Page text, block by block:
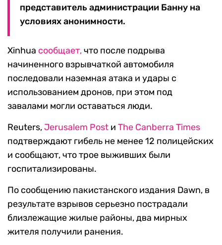
представитель администрации Банну на
условиях анонимности.
Xinhua сообщает,что после подрыва
начиненного взрывчаткой автомобиля
последовали наземная атака и удары с
использованием дронов, при этом под
завалами могли оставаться люди.
Reuters,Jerusalem Post и The Canberra Times
подтверждают гибель не менее 12 полицейских
и сообщают, что трое выживших были
госпитализированы.
По сообщению пакистанского издания Dawn, в
результате взрывов серьезно пострадали
близлежащие жилые районы, два мирных
жителя получили ранения.